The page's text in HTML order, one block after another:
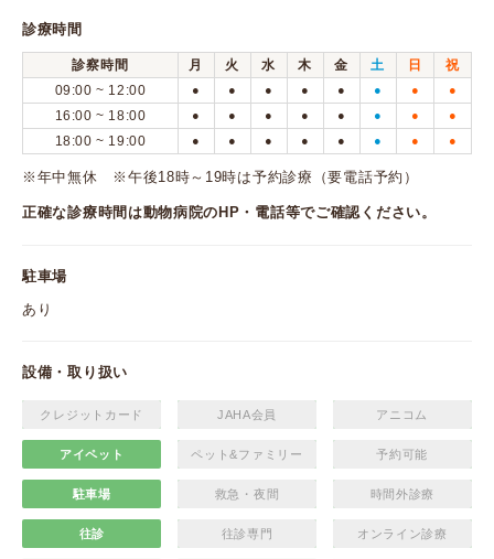
診療時間
診察時間 月 火 水 木 金 土 日
祝
09:00 ~ 12:00
● ● ● ● ● ● ● ●
16:00 ~ 18:00 ● ● ● ● ● ● ● ●
18:00 ~ 19:00 ● ● ● ● ● ● ● ●
※年中無休 ※午後18時～19時は予約診療（要電話予約）
正確な診療時間は動物病院のHP・電話等でご確認ください。
駐車場
あり
設備・取り扱い
クレジットカード JAHA会員 アニコム
アイペット ペット&ファミリー 予約可能
駐車場 救急・夜間 時間外診療
往診 往診専門 オンライン診療